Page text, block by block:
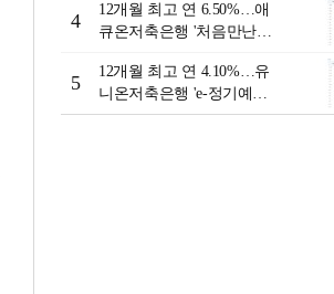
4
12개월 최고 연 6.50%…애
큐온저축은행 '처음만난적
리-8월 2주]
5
12개월 최고 연 4.10%…유
니온저축은행 'e-정기예
금'[이주의 저축은행 예금금